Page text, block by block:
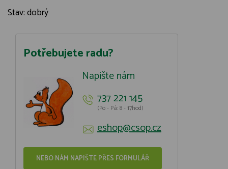
Stav: dobrý
Potřebujete radu?
Napište nám
737 221 145
(Po - Pá: 8 - 17hod)
eshop@csop.cz
NEBO NÁM NAPIŠTE PŘES FORMULÁŘ